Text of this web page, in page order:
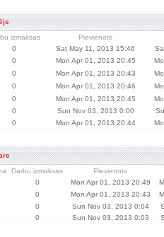
izmaksas Pievienots
0 Sat May 11, 2013 15:46
0 Mon Apr 01, 2013 20:45
0 Mon Apr 01, 2013 20:43
0 Mon Apr 01, 2013 20:46
0 Mon Apr 01, 2013 20:45
0 Sun Nov 03, 2013 0:00
0 Mon Apr 01, 2013 20:44
Darbu izmaksas Pievienots
0 Mon Apr 01, 2013 20:49
0 Mon Apr 01, 2013 20:43
0 Sun Nov 03, 2013 0:04
0 Sun Nov 03, 2013 0:03